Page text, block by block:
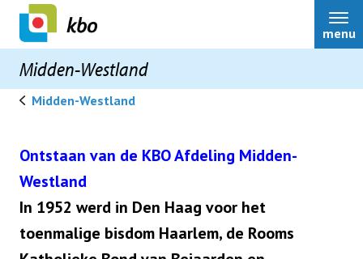
Midden-Westland
menu
Midden-Westland
Ledenservice
Ouderenadvisering
Midden-Westland
Ontstaan van de KBO Afdeling Midden-
Westland
In 1952 werd in Den Haag voor het
toenmalige bisdom Haarlem, de Rooms